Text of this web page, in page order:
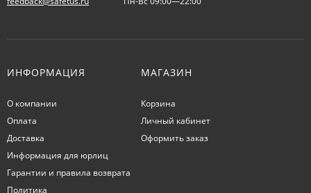
ИНФОРМАЦИЯ
О компании
Оплата
Доставка
Информация для юрлиц
Гарантии и правила возврата
Политика
МАГАЗИН
Корзина
Личный кабинет
Оформить заказ